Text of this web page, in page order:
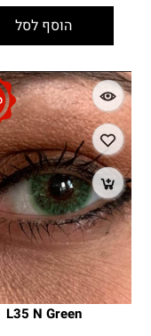
הוסף לסל
L35 N Green